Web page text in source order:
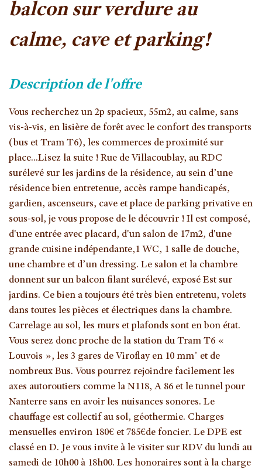
balcon sur verdure au
calme, cave et parking!
description de l'offre
Vous recherchez un 2p spacieux, 55m2, au calme, sans
vis-à-vis, en lisière de forêt avec le confort des transports
(bus et Tram T6), les commerces de proximité sur
place...Lisez la suite ! Rue de Villacoublay, au RDC
surélevé sur les jardins de la résidence, au sein d’une
résidence bien entretenue, accès rampe handicapés,
gardien, ascenseurs, cave et place de parking privative en
sous-sol, je vous propose de le découvrir ! Il est composé,
d'une entrée avec placard, d'un salon de 17m2, d'une
grande cuisine indépendante,1 WC, 1 salle de douche,
une chambre et d’un dressing. Le salon et la chambre
donnent sur un balcon filant surélevé, exposé Est sur
jardins. Ce bien a toujours été très bien entretenu, volets
dans toutes les pièces et électriques dans la chambre.
Carrelage au sol, les murs et plafonds sont en bon état.
Vous serez donc proche de la station du Tram T6 «
Louvois », les 3 gares de Viroflay en 10 mm’ et de
nombreux Bus. Vous pourrez rejoindre facilement les
axes autoroutiers comme la N118, A 86 et le tunnel pour
Nanterre sans en avoir les nuisances sonores. Le
chauffage est collectif au sol, géothermie. Charges
mensuelles environ 180€ et 785€de foncier. Le DPE est
classé en D. Je vous invite à le visiter sur RDV du lundi au
samedi de 10h00 à 18h00. Les honoraires sont à la charge